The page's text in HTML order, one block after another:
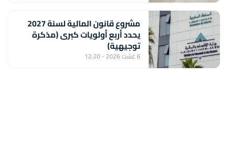
مشروع قانون المالية لسنة 2027
يحدد أربع أولويات كبرى (مذكرة
توجيهية)
6 غشت 2026 - 12:20